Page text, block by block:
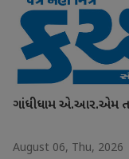
ગાંધીધામ એ.આર.એમ
August 06, Thu, 2026